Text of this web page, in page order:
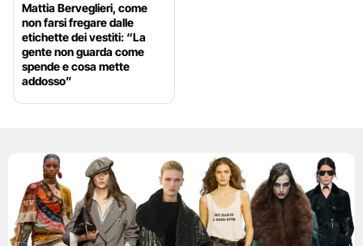
Mattia Berveglieri, come
non farsi fregare dalle
etichette dei vestiti: “La
gente non guarda come
spende e cosa mette
addosso”